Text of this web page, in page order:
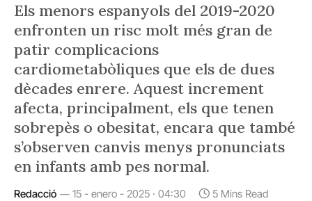
Els menors espanyols del 2019-2020
enfronten un risc molt més gran de
patir complicacions
cardiometabòliques que els de dues
dècades enrere. Aquest increment
afecta, principalment, els que tenen
sobrepès o obesitat, encara que també
s’observen canvis menys pronunciats
en infants amb pes normal.
Redacció 15 - enero - 2025 · 04:30 5 Mins Read